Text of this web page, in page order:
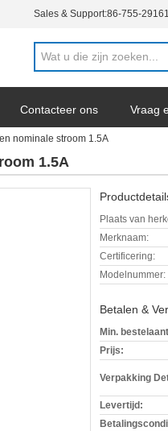
Sales & Support:86-755-
Contacteer ons Vraag
nominale stroom 1.5A
1.5A
Plaats van
Merknaam:
Certificering:
Modelnummer:
Betalen &
Min.
Prijs:
Verpakking
Levertijd: